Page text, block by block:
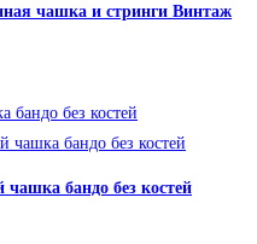
чашка и стринги Винтаж
бандо без костей